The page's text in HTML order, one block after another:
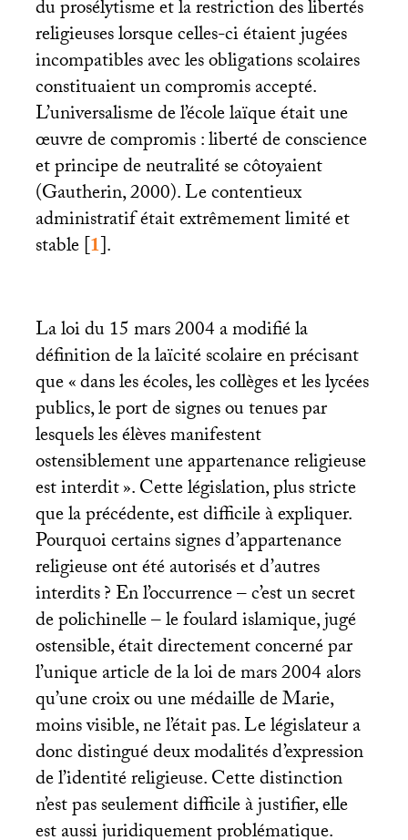
du prosélytisme et la restriction des libertés
religieuses lorsque celles-ci étaient jugées
incompatibles avec les obligations scolaires
constituaient un compromis accepté.
L’universalisme de l’école laïque était une
œuvre de compromis : liberté de conscience
et principe de neutralité se côtoyaient
(Gautherin, 2000). Le contentieux
administratif était extrêmement limité et
stable[1].
La loi du 15 mars 2004 a modifié la
définition de la laïcité scolaire en précisant
que «dans les écoles, les collèges et les lycées
publics, le port de signes ou tenues par
lesquels les élèves manifestent
ostensiblement une appartenance religieuse
est interdit». Cette législation, plus stricte
que la précédente, est difficile à expliquer.
Pourquoi certains signes d’appartenance
religieuse ont été autorisés et d’autres
interdits? En l’occurrence – c’est un secret
de polichinelle – le foulard islamique, jugé
ostensible, était directement concerné par
l’unique article de la loi de mars 2004 alors
qu’une croix ou une médaille de Marie,
moins visible, ne l’était pas. Le législateur a
donc distingué deux modalités d’expression
de l’identité religieuse. Cette distinction
n’est pas seulement difficile à justifier, elle